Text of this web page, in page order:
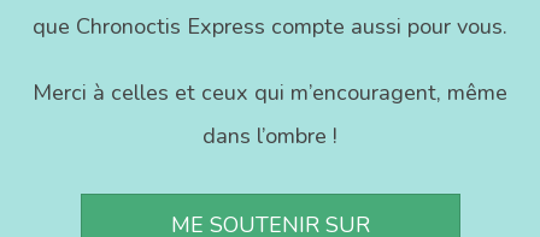
que Chronoctis Express compte aussi pour vous.
Merci à celles et ceux qui m’encouragent, même
dans l’ombre !
ME SOUTENIR SUR